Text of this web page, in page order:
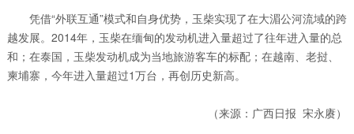
凭借“外联互通”模式和自身优势，玉柴实现了在大湄公河流域的跨
越发展。2014年，玉柴在缅甸的发动机进入量超过了往年进入量的总
和；在泰国，玉柴发动机成为当地旅游客车的标配；在越南、老挝、
柬埔寨，今年进入量超过1万台，再创历史新高。
（来源：广西日报 宋永赓）